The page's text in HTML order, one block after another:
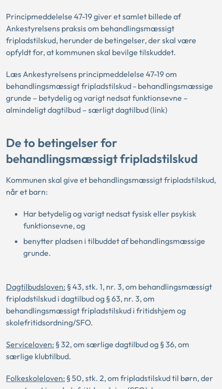
Principmeddelelse 47-19 giver et samlet billede af
Ankestyrelsens praksis om behandlingsmæssigt
fripladstilskud, herunder de betingelser, der skal være
opfyldt for, at kommunen skal bevilge tilskuddet.
Læs Ankestyrelsens principmeddelelse 47-19 om
behandlingsmæssigt fripladstilskud - behandlingsmæssige
grunde – betydelig og varigt nedsat funktionsevne –
almindeligt dagtilbud – særligt dagtilbud (link)
De to betingelser for
behandlingsmæssigt fripladstilskud
Kommunen skal give et behandlingsmæssigt fripladstilskud,
når et barn:
Har betydelig og varigt nedsat fysisk eller psykisk
funktionsevne, og
benytter pladsen i tilbuddet af behandlingsmæssige
grunde.
Dagtilbudsloven: § 43, stk. 1, nr. 3, om behandlingsmæssigt
fripladstilskud i dagtilbud og § 63, nr. 3, om
behandlingsmæssigt fripladstilskud i fritidshjem og
skolefritidsordning/SFO.
Serviceloven: § 32, om særlige dagtilbud og § 36, om
særlige klubtilbud.
Folkeskoleloven: § 50, stk. 2, om fripladstilskud til børn, der